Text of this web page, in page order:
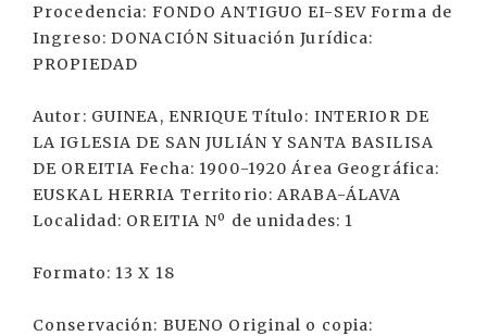
Procedencia: FONDO ANTIGUO EI-SEV Forma de
Ingreso: DONACIÓN Situación Jurídica:
PROPIEDAD
Autor: GUINEA, ENRIQUE Título: INTERIOR DE
LA IGLESIA DE SAN JULIÁN Y SANTA BASILISA
DE OREITIA Fecha: 1900-1920 Área Geográfica:
EUSKAL HERRIA Territorio: ARABA-ÁLAVA
Localidad: OREITIA Nº de unidades: 1
Formato: 13 X 18
Conservación: BUENO Original o copia: